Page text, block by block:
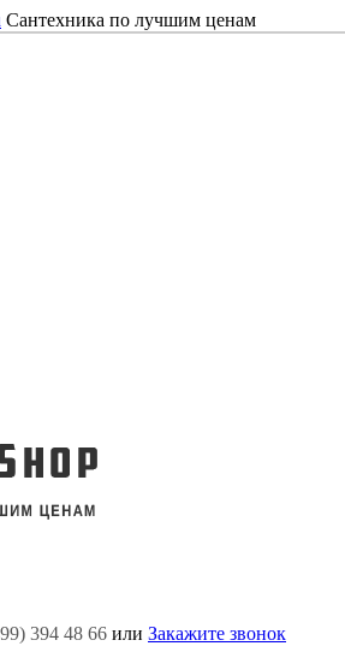
Сантехника по лучшим ценам
394 48 66 или Закажите звонок